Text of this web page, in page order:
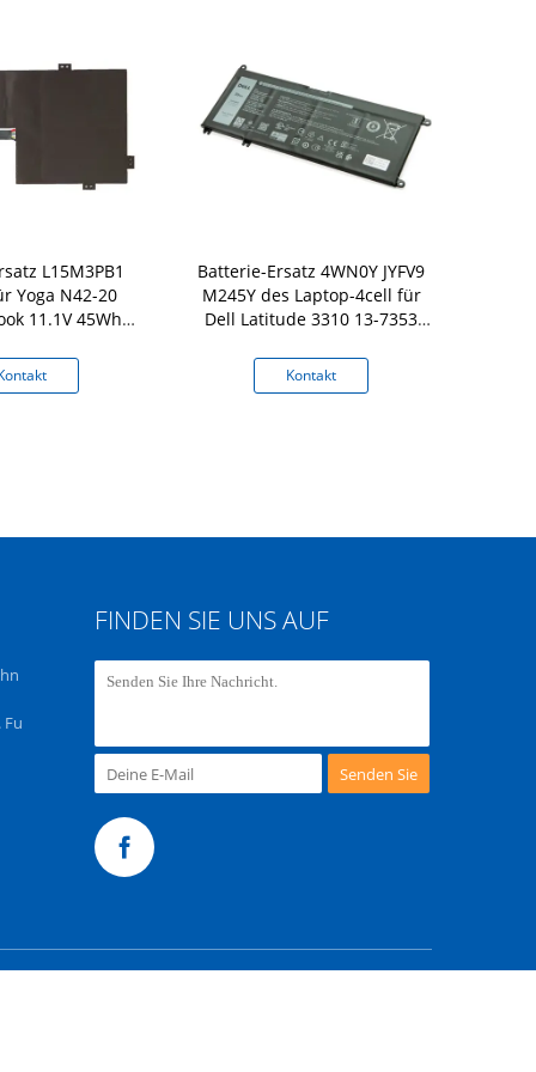
L15M3PB1
Yoga N42-20
11.1V 45Wh
Batterie-Ersatz 4WN0Y JYFV9
M245Y des Laptop-4cell für
Dell Latitude 3310 13-7353
Kontakt
Fu
FINDEN SIE UNS AUF
Senden Sie